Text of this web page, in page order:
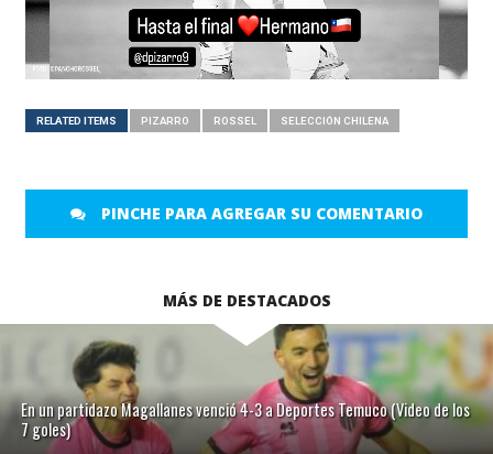
RELATED ITEMS PIZARRO ROSSEL SELECCIÓN CHILENA
PINCHE PARA AGREGAR SU COMENTARIO
MÁS DE DESTACADOS
En un partidazo Magallanes venció 4-3 a Deportes Temuco (Video de los
7 goles)